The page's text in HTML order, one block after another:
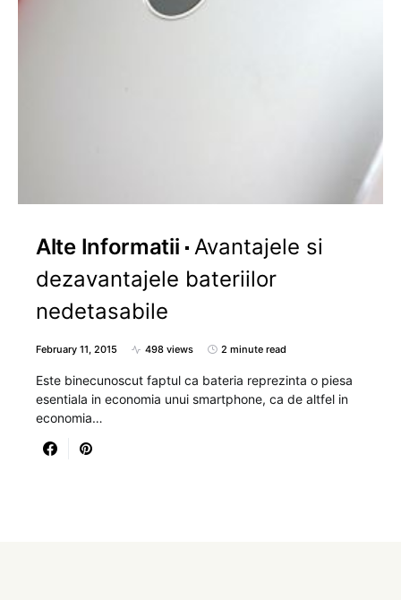
Alte Informatii Avantajele si
dezavantajele bateriilor
nedetasabile
February 11, 2015 498 views 2 minute read
Este binecunoscut faptul ca bateria reprezinta o piesa
esentiala in economia unui smartphone, ca de altfel in
economia…